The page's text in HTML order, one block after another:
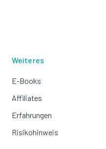
Weiteres
E-Books
Affiliates
Erfahrungen
Risikohinweis